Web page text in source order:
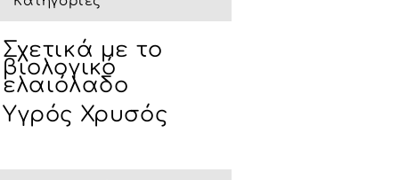
Σχετικά με το
βιολογικό
ελαιόλαδο
Υγρός Χρυσός